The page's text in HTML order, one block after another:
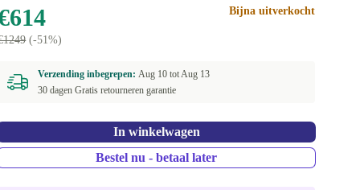
(-51%)
Bijna uitverkocht
Verzending inbegrepen:Aug 10 totAug 13
30 dagen Gratis retourneren garantie
In winkelwagen
Bestel nu - betaal later